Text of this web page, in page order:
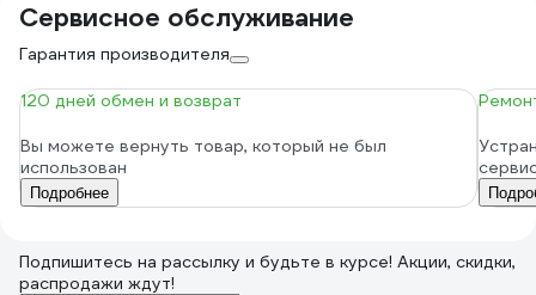
Сервисное обслуживание
Гарантия производителя
120 дней обмен и возврат
Вы можете вернуть товар, который не был
использован
Подробнее
Подпишитесь на рассылку и будьте в курсе! Акции, скидки,
распродажи ждут!